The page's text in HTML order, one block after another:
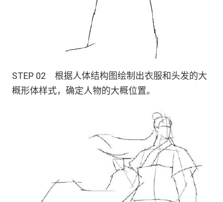
STEP 02 根据人体结构图绘制出衣服和头发的大
概形体样式，确定人物的大概位置。